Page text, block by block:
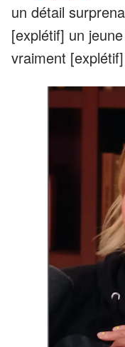
un détail
[explétif] un
vraiment